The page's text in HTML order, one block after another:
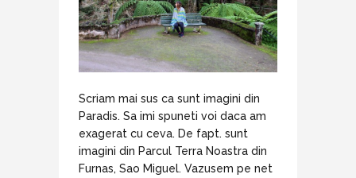
Scriam mai sus ca sunt imagini din
Paradis. Sa imi spuneti voi daca am
exagerat cu ceva. De fapt. sunt
imagini din Parcul Terra Noastra din
Furnas, Sao Miguel. Vazusem pe net